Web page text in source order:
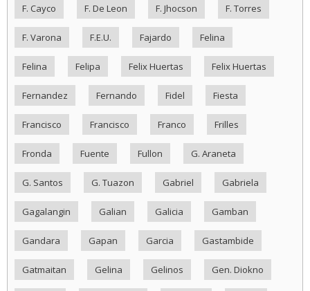
F. Cayco F. De Leon F. Jhocson F. Torres
F. Varona F.E.U. Fajardo Felina
Felina Felipa Felix Huertas Felix Huertas
Fernandez Fernando Fidel Fiesta
Francisco Francisco Franco Frilles
Fronda Fuente Fullon G. Araneta
G. Santos G. Tuazon Gabriel Gabriela
Gagalangin Galian Galicia Gamban
Gandara Gapan Garcia Gastambide
Gatmaitan Gelina Gelinos Gen. Diokno